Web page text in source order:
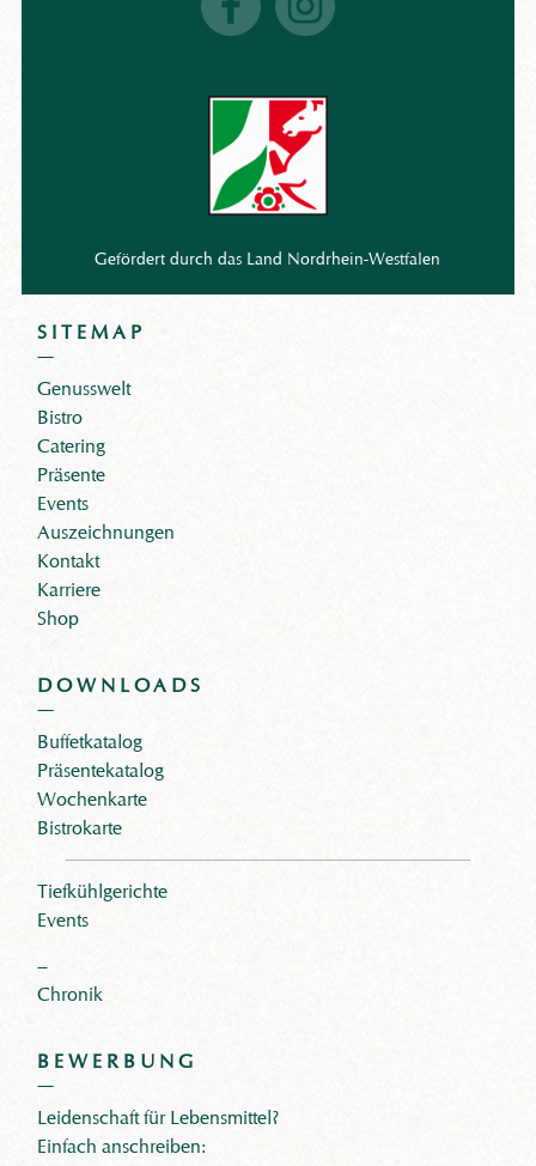
Gefördert durch das Land Nordrhein-Westfalen
SITEMAP
Genusswelt
Bistro
Catering
Präsente
Events
Auszeichnungen
Kontakt
Karriere
Shop
DOWNLOADS
Buffetkatalog
Präsentekatalog
Wochenkarte
Bistrokarte
Tiefkühlgerichte
Events
–
Chronik
BEWERBUNG
Leidenschaft für Lebensmittel?
Einfach anschreiben: